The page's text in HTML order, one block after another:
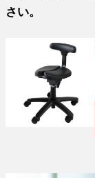
さい。